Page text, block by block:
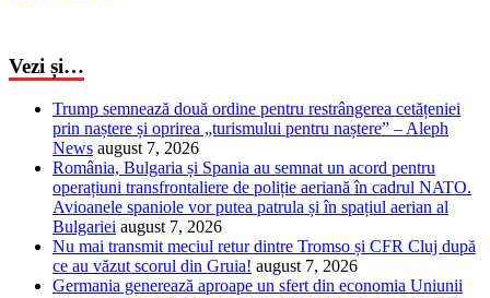
Vezi și…
Trump semnează două ordine pentru restrângerea cetățeniei
prin naștere și oprirea „turismului pentru naștere” – Aleph
News august 7, 2026
România, Bulgaria și Spania au semnat un acord pentru
operațiuni transfrontaliere de poliție aeriană în cadrul NATO.
Avioanele spaniole vor putea patrula și în spațiul aerian al
Bulgariei august 7, 2026
Nu mai transmit meciul retur dintre Tromso și CFR Cluj după
ce au văzut scorul din Gruia! august 7, 2026
Germania generează aproape un sfert din economia Uniunii